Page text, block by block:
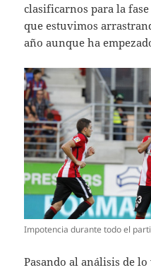
clasificarnos para la
que estuvimos
año aunque ha
Impotencia durante todo el
Pasando al análisis de